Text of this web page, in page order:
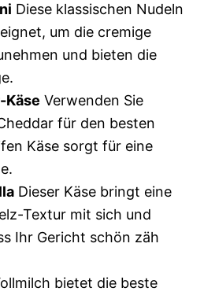
Diese klassischen Nudeln
um die cremige
und bieten die
Käse Verwenden Sie
für den besten
Käse sorgt für eine
Dieser Käse bringt eine
Textur mit sich und
Ihr Gericht schön zäh
bietet die beste